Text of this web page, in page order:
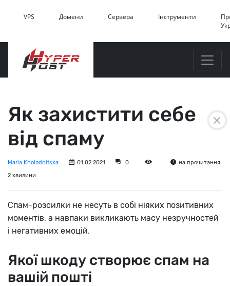
VPS Домени Сервера Інструменти
Як захистити себе
від спаму
Maria Kholodnitska 01.02.2021 0
на прочитання
2 хвилини
Спам-розсилки не несуть в собі ніяких позитивних
моментів, а навпаки викликають масу незручностей
і негативних емоцій.
Якої шкоду створює спам на
вашій пошті